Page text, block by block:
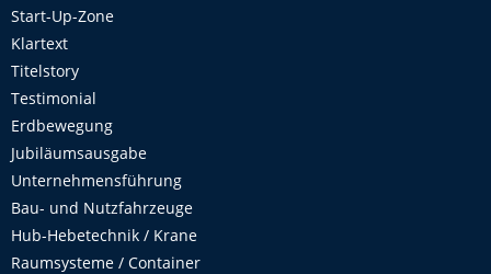
Start-Up-Zone
Klartext
Titelstory
Testimonial
Erdbewegung
Jubiläumsausgabe
Unternehmensführung
Bau- und Nutzfahrzeuge
Hub-Hebetechnik / Krane
Raumsysteme / Container